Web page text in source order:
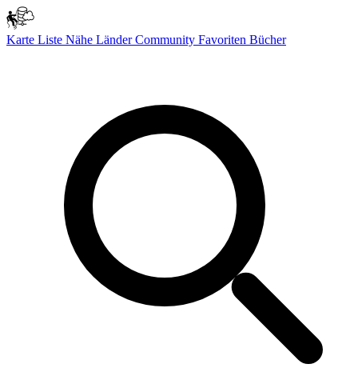
Karte Liste Nähe LänderCommunity Favoriten Bücher